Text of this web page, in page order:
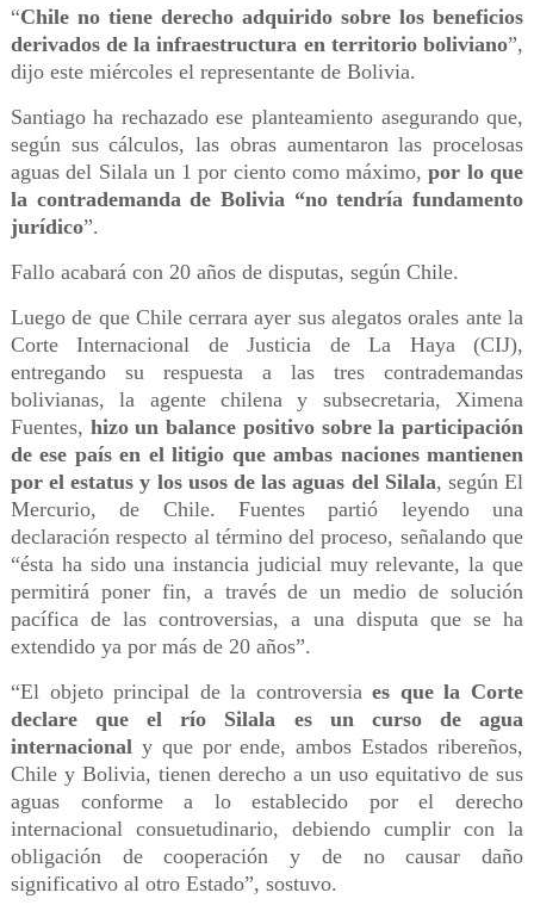
“Chile no tiene derecho adquirido sobre los beneficios
derivados de la infraestructura en territorio boliviano”,
dijo este miércoles el representante de Bolivia.
Santiago ha rechazado ese planteamiento asegurando que,
según sus cálculos, las obras aumentaron las procelosas
aguas del Silala un 1 por ciento como máximo, por lo que
la contrademanda de Bolivia “no tendría fundamento
jurídico”.
Fallo acabará con 20 años de disputas, según Chile.
Luego de que Chile cerrara ayer sus alegatos orales ante la
Corte Internacional de Justicia de La Haya (CIJ),
entregando su respuesta a las tres contrademandas
bolivianas, la agente chilena y subsecretaria, Ximena
Fuentes, hizo un balance positivo sobre la participación
de ese país en el litigio que ambas naciones mantienen
por el estatus y los usos de las aguas del Silala, según El
Mercurio, de Chile. Fuentes partió leyendo una
declaración respecto al término del proceso, señalando que
“ésta ha sido una instancia judicial muy relevante, la que
permitirá poner fin, a través de un medio de solución
pacífica de las controversias, a una disputa que se ha
extendido ya por más de 20 años”.
“El objeto principal de la controversiaes que la Corte
declare que el río Silala es un curso de agua
internacionaly que por ende, ambos Estados ribereños,
Chile y Bolivia, tienen derecho a un uso equitativo de sus
aguas conforme a lo establecido por el derecho
internacional consuetudinario, debiendo cumplir con la
obligación de cooperación y de no causar daño
significativo al otro Estado”, sostuvo.